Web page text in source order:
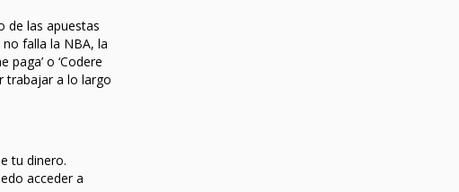
de las apuestas
falla la NBA, la
o ‘Codere
trabajar a lo largo
tu dinero.
acceder a